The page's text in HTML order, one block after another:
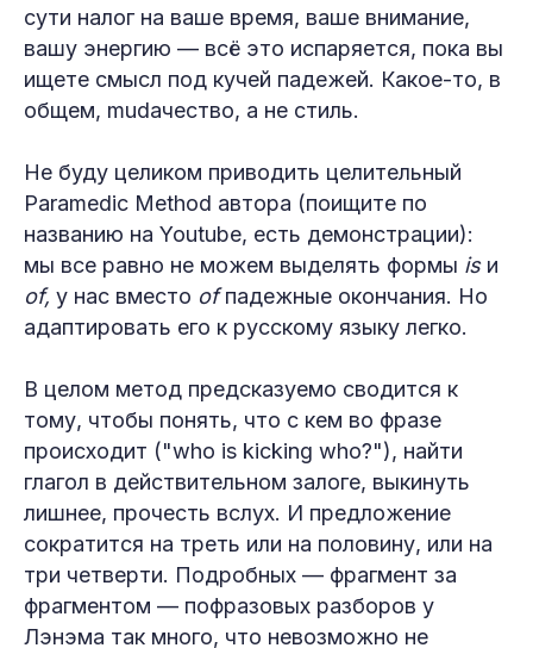
сути налог на ваше время, ваше внимание,
вашу энергию — всё это испаряется, пока вы
ищете смысл под кучей падежей. Какое-то, в
общем, mudaчество, а не стиль.
Не буду целиком приводить целительный
Paramedic Method автора (поищите по
названию на Youtube, есть демонстрации):
мы все равно не можем выделять формы isи
of, у нас вместо ofпадежные окончания. Но
адаптировать его к русскому языку легко.
В целом метод предсказуемо сводится к
тому, чтобы понять, что с кем во фразе
происходит ("who is kicking who?"), найти
глагол в действительном залоге, выкинуть
лишнее, прочесть вслух. И предложение
сократится на треть или на половину, или на
три четверти. Подробных — фрагмент за
фрагментом — пофразовых разборов у
Лэнэма так много, что невозможно не